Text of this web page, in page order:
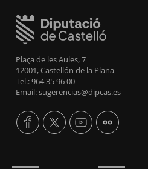
Plaça de les Aules, 7
12001, Castellón de la Plana
Tel.: 964 35 96 00
Email: sugerencias@dipcas.es